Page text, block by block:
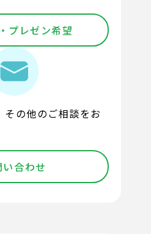
プレゼン希望
その他のご相談をお
い合わせ